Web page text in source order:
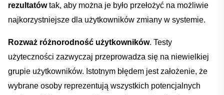
rezultatówtak,​ aby można⁣ je było przełożyć na⁢ możliwie⁤
najkorzystniejsze dla użytkowników⁤ zmiany w‌ systemie.
Rozważ różnorodność użytkowników. Testy
‍użyteczności zazwyczaj przeprowadza się na niewielkiej
grupie użytkowników. Istotnym błędem jest założenie,‍ że
wybrane osoby reprezentują wszystkich ⁤potencjalnych ​